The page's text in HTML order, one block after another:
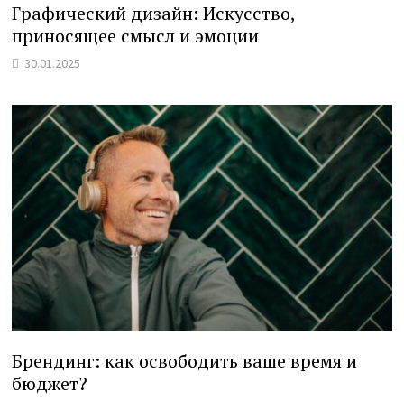
Графический дизайн: Искусство,
приносящее смысл и эмоции
30.01.2025
Брендинг: как освободить ваше время и
бюджет?